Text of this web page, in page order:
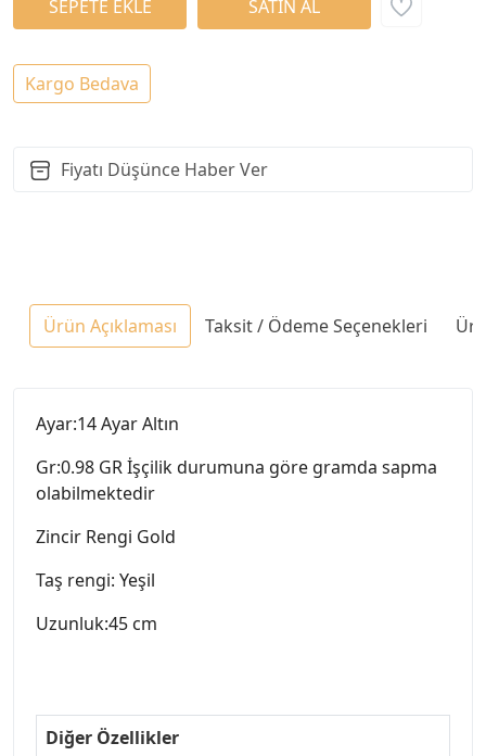
Kargo Bedava
Fiyatı Düşünce Haber Ver
Ürün Açıklaması Taksit / Ödeme Seçenekleri
Ayar:14 Ayar Altın
Gr:0.98 GR İşçilik durumuna göre gramda sapma
olabilmektedir
Zincir Rengi Gold
Taş rengi: Yeşil
Uzunluk:45 cm
Diğer Özellikler